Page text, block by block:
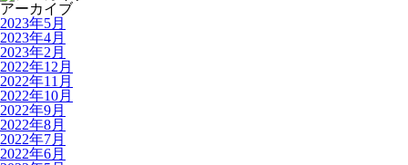
アーカイブ
2023年5月
2023年4月
2023年2月
2022年12月
2022年11月
2022年10月
2022年9月
2022年8月
2022年7月
2022年6月